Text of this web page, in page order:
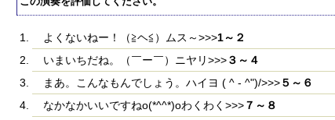
よくないねー！（≧ヘ≦）ムス～>>>1～２
いまいちだね。（￣ー￣）ニヤリ>>>３～４
まあ。こんなもんでしょう。ハイヨ ( ^ - ^")/>>>５～６
なかなかいいですねo(*^^*)oわくわく>>>７～８